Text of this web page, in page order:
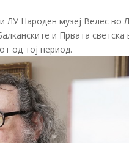
ЛУ Народен музеј Велес во
и Првата светска
од тој период.